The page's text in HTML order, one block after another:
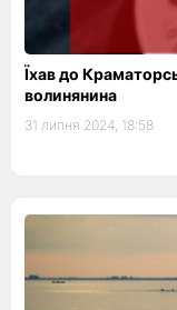
Їхав до
волинянина
31 липня 2024, 18:58